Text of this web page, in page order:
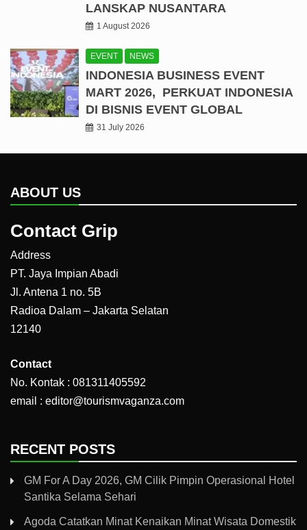
LANSKAP NUSANTARA
1 August 2026
EVENT NEWS
INDONESIA BUSINESS EVENT
MART 2026, PERKUAT INDONESIA
DI BISNIS EVENT GLOBAL
31 July 2026
ABOUT US
Contact Grip
Address
PT. Jaya Impian Abadi
Jl. Antena 1 no. 5B
Radioa Dalam – Jakarta Selatan
12140
Contact
No. Kontak : 081311405592
email : editor@tourismvaganza.com
RECENT POSTS
GM For A Day 2026, GM Cilik Pimpin Operasional Hotel
Santika Selama Sehari
Agoda Catatkan Minat Kenaikan Minat Wisata Domestik